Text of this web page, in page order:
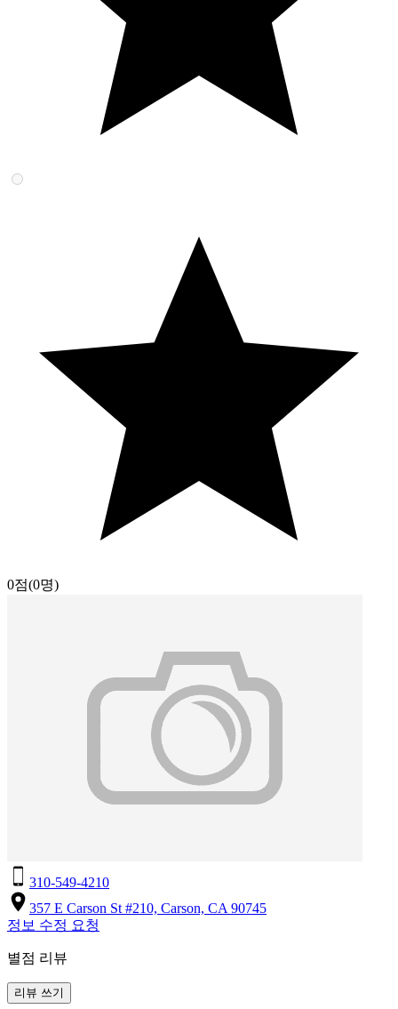
0점(0명)
310-549-4210
357 E Carson St #210, Carson, CA 90745
정보 수정 요청
별점 리뷰
리뷰 쓰기